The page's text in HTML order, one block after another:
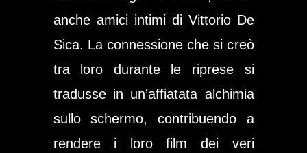
anche amici intimi di Vittorio De
Sica. La connessione che si creò
tra loro durante le riprese si
tradusse in un’affiatata alchimia
sullo schermo, contribuendo a
rendere i loro film dei veri